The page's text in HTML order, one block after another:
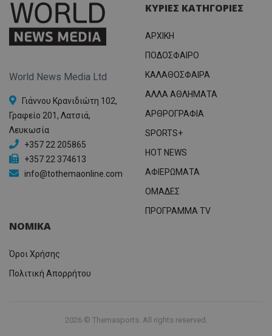
World News Media Ltd
Γιάννου Κρανιδιώτη 102,
Γραφείο 201, Λατσιά,
Λευκωσία
+357 22 205865
+357 22 374613
info@tothemaonline.com
ΚΥΡΙΕΣ ΚΑΤΗΓΟΡΙΕΣ
ΑΡΧΙΚΗ
ΠΟΔΟΣΦΑΙΡΟ
ΚΑΛΑΘΟΣΦΑΙΡΑ
ΑΛΛΑ ΑΘΛΗΜΑΤΑ
ΑΡΘΡΟΓΡΑΦΙΑ
SPORTS+
HOT NEWS
ΑΦΙΕΡΩΜΑΤΑ
ΟΜΑΔΕΣ
ΠΡΟΓΡΑΜΜΑ TV
ΝΟΜΙΚΑ
Όροι Χρήσης
Πολιτική Απορρήτου
2026 © Themasports. All rights reserved.